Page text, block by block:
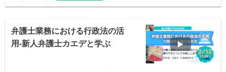
弁護士業務における行政法の活
用-新人弁護士カエデと学ぶ